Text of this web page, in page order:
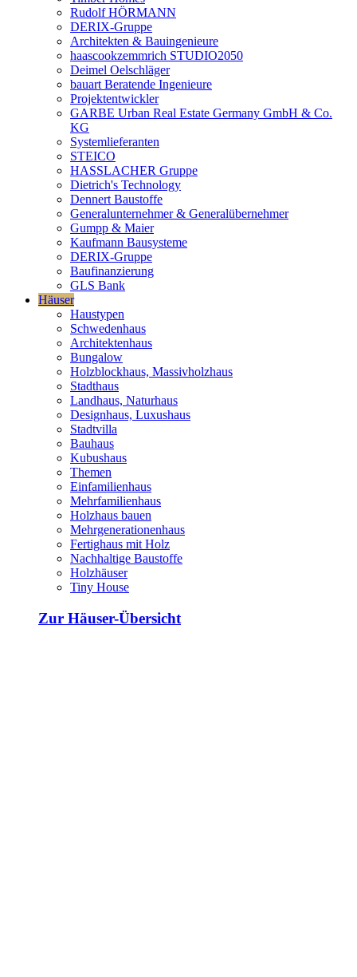
Rudolf HÖRMANN
DERIX-Gruppe
Architekten & Bauingenieure
haascookzemmrich STUDIO2050
Deimel Oelschläger
bauart Beratende Ingenieure
Projektentwickler
GARBE Urban Real Estate Germany GmbH & Co.
KG
Systemlieferanten
STEICO
HASSLACHER Gruppe
Dietrich's Technology
Dennert Baustoffe
Generalunternehmer & Generalübernehmer
Gumpp & Maier
Kaufmann Bausysteme
DERIX-Gruppe
Baufinanzierung
GLS Bank
Häuser
Haustypen
Schwedenhaus
Architektenhaus
Bungalow
Holzblockhaus, Massivholzhaus
Stadthaus
Landhaus, Naturhaus
Designhaus, Luxushaus
Stadtvilla
Bauhaus
Kubushaus
Themen
Einfamilienhaus
Mehrfamilienhaus
Holzhaus bauen
Mehrgenerationenhaus
Fertighaus mit Holz
Nachhaltige Baustoffe
Holzhäuser
Tiny House
Zur Häuser-Übersicht